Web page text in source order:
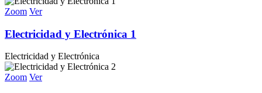
Zoom Ver
Electricidad y Electrónica 1
Electricidad y Electrónica
Zoom Ver